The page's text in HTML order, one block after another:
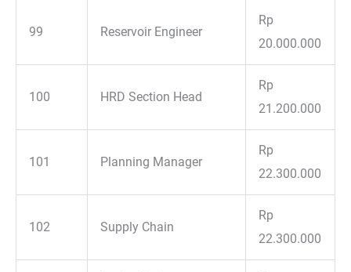
99 Reservoir Engineer
Rp
20.000.000
100 HRD Section Head
Rp
21.200.000
101 Planning Manager
Rp
22.300.000
102 Supply Chain
Rp
22.300.000